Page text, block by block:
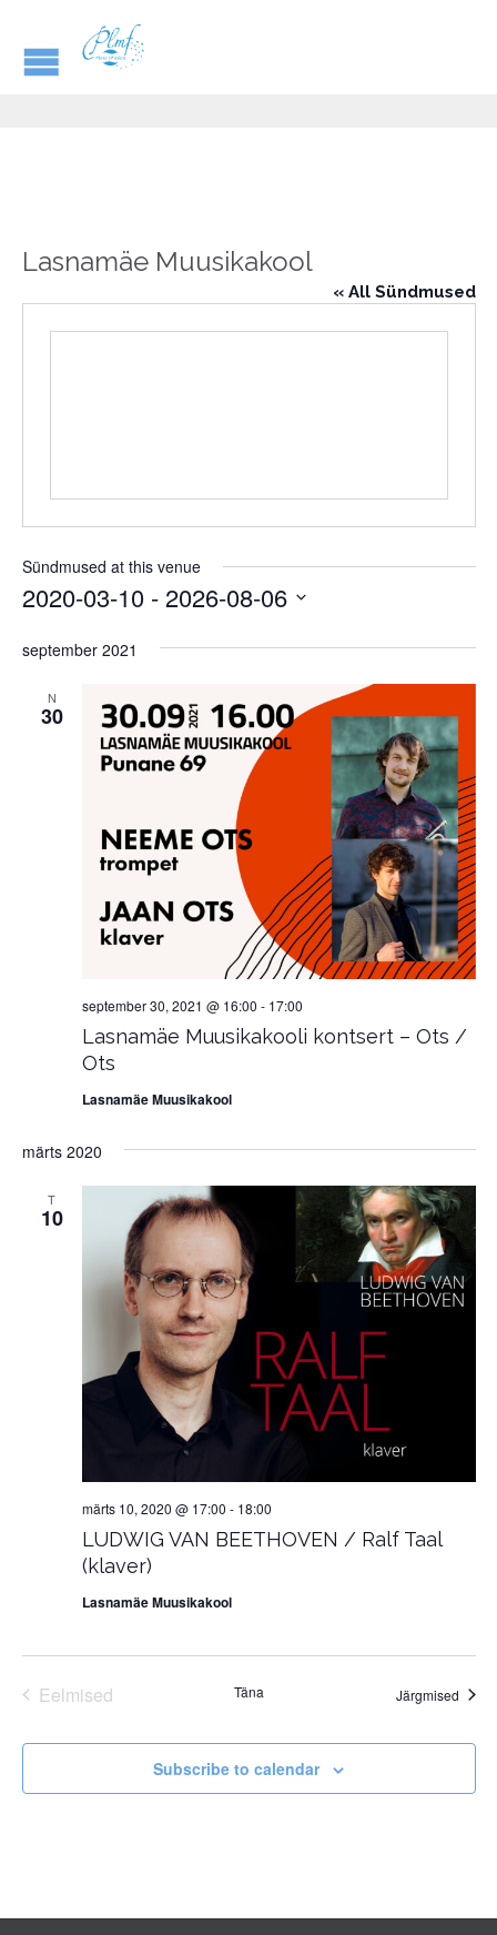
Lasnamäe Muusikakool
« All Sündmused
Sündmused at this venue
2020-03-10 - 2026-08-06
date.
september 2021
N
30
Lasnamäe Muusikakooli kontsert – Ots /
Ots
september 30, 2021 @ 16:00 - 17:00
Lasnamäe Muusikakool
märts 2020
T
10
LUDWIG VAN BEETHOVEN / Ralf Taal
(klaver)
märts 10, 2020 @ 17:00 - 18:00
Lasnamäe Muusikakool
Eelmised
Täna Järgmised
Subscribe to calendar